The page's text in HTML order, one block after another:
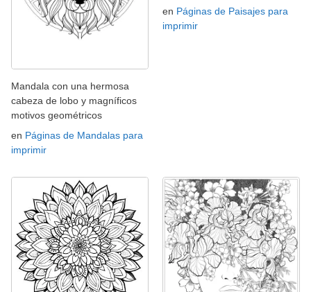
Mandala con una hermosa
cabeza de lobo y magníficos
motivos geométricos
en Páginas de Mandalas para
imprimir
en Páginas de Paisajes para
imprimir